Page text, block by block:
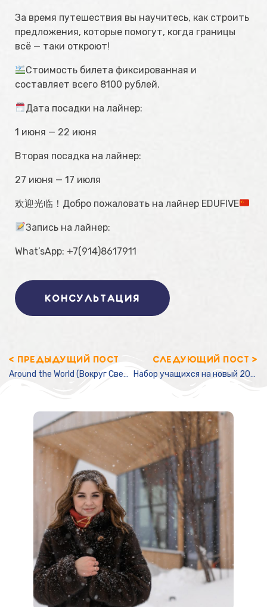
За время путешествия вы научитесь, как строить
предложения, которые помогут, когда границы
всё — таки откроют!
Стоимость билета фиксированная и
составляет всего 8100 рублей.
Дата посадки на лайнер:
1 июня — 22 июня
Вторая посадка на лайнер:
27 июня — 17 июля
欢迎光临！Добро пожаловать на лайнер EDUFIVE
Запись на лайнер:
What’sApp: +7(914)8617911
КОНСУЛЬТАЦИЯ
< ПРЕДЫДУЩИЙ ПОСТ
Around the World (Вокруг Света)
СЛЕДУЮЩИЙ ПОСТ >
Набор учащихся на новый 2022 — 2023 учебный год